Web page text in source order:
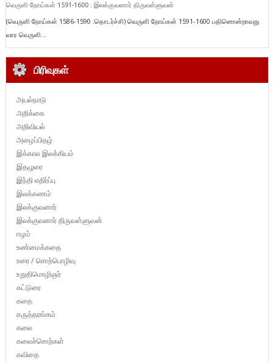
வெருளி நோய்கள் 1591-1600 : இலக்குவனார் திருவள்ளுவன்
(வெருளி நோய்கள் 1586-1590 :தொடர்ச்சி) வெருளி நோய்கள் 1591-1600 பதினொன்றாவது
வார வெருளி...
பிரிவுகள்
அயல்நாடு
அறிக்கை
அறிவியல்
அழைப்பிதழ்
இக்கால இலக்கியம்
இதழுரை
இந்தி எதிர்ப்பு
இலக்கணம்
இலக்குவனார்
இலக்குவனார் திருவள்ளுவன்
ஈழம்
உண்மைக்கதை
உரை / சொற்பொழிவு
உறுதிமொழிஞர்
கட்டுரை
கதை
கருத்தரங்கம்
கலை
கலைச்சொற்கள்
கவிதை